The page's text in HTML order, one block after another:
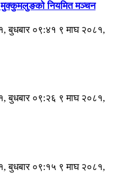
मुक्कुमलुङको नियमित मञ्चन
बुधबार ०९:४१ ९ माघ २०८१,
बुधबार ०९:२६ ९ माघ २०८१,
बुधबार ०९:१५ ९ माघ २०८१,